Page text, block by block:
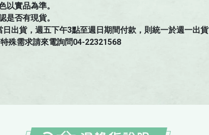
以實品為準。
是否有現貨。
出貨，週五下午3點至週日期間付款，則統一於週一出貨
殊需求請來電詢問04-22321568